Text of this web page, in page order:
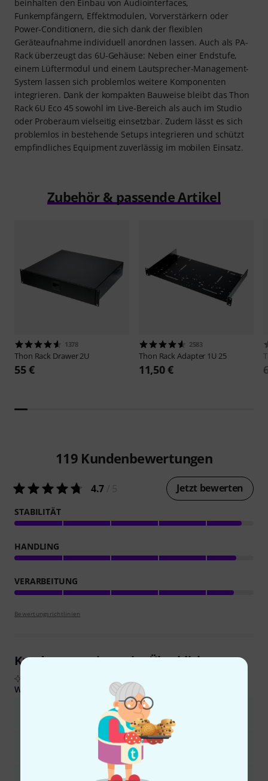
beinhalten den Einbau von Audiointerfaces,
Funkempfängern, Effektmodulen, Vorverstärkern oder
Power-Conditionern, die sich dank der flexiblen
Geräteaufnahme individuell anordnen lassen. Auch als PA-
Rack überzeugt das 6U-Gehäuse: Neben einer Endstufe,
einem Lüftermodul und einem Lautsprecher-Management-
System lassen sich problemlos weitere Komponenten
integrieren. Dank der kompakten Bauweise bleibt das Thon
Rack 6U Eco 45 sowohl im Live-Bereich als auch im Studio
oder Proberaum vielseitig einsetzbar. Zudem lässt es sich
problemlos in bestehende Setups integrieren und schützt
empfindliches Equipment zuverlässig im mobilen Einsatz.
Zubehör & passende Artikel
1378
Thon Rack Drawer 2U
55 €
2583
Thon Rack Adapter 1U 25
11,50 €
119 Kundenbewertungen
4.7 Jetzt bewerten
STABILITÄT
HANDLING
VERARBEITUNG
Bewertungsrichtlinien
Kundenrezensionen im Überblick
Was Käufern gefiel:
Das Gestell ist sehr solide und robust und kann erhebliche
Gewichte und Stöße aushalten.
Es bietet ein ausgezeichnetes Preis-Leistungs-Verhältnis und
liefert gute Qualität zu einem erschwinglichen Preis.
Die Konstruktion ist leicht und verfügt über praktische, stabile